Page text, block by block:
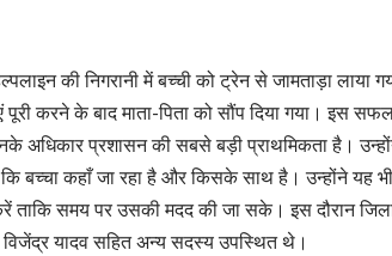
की निगरानी में बच्ची को ट्रेन से जामताड़ा लाया
करने के बाद माता-पिता को सौंप दिया गया। इस
अधिकार प्रशासन की सबसे बड़ी प्राथमिकता है।
बच्चा कहाँ जा रहा है और किसके साथ है। उन्होंने यह
समय पर उसकी मदद की जा सके। इस दौरान जिला
यादव सहित अन्य सदस्य उपस्थित थे।